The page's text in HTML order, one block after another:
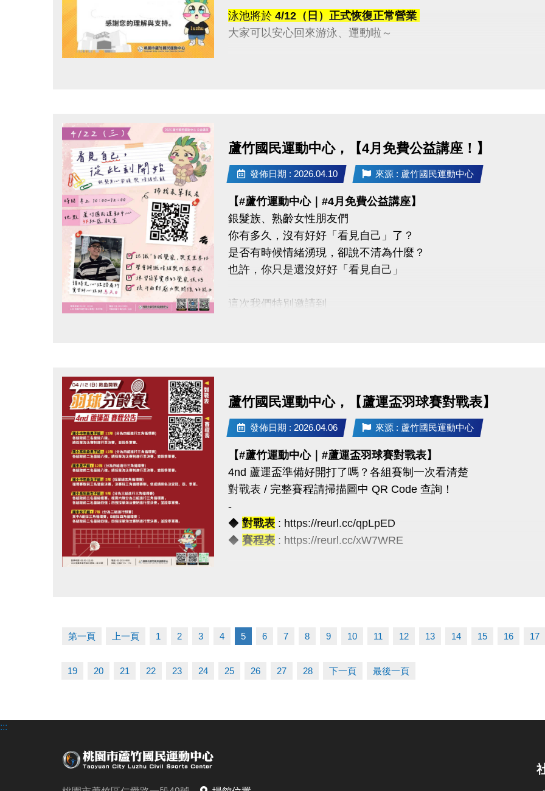
泳池將於4/12（日）正式恢復正常營業
大家可以安心回來游泳、運動啦～
-官網 : https://www.lzsports.com.tw/zh_TW/news/pageID/1/
-FB : 桃園市蘆竹國民運動中心
-IG : @luzhusports
蘆竹國民運動中心，【4月免費公益講座！】
發佈日期 : 2026.04.10 來源 : 蘆竹國民運動中心
【#蘆竹運動中心｜#4月免費公益講座】
銀髮族、熟齡女性朋友們
你有多久，沒有好好「看見自己」了？
是否有時候情緒湧現，卻說不清為什麼？
也許，你只是還沒好好「看見自己」
這次我們特別邀請到
◎ 學會辨識情緒與內在需求
◎ 練習簡單實用的覺察技巧
◎ 提升面對壓力與關係的能力
◆時間｜4/22 (三) 早上 10:00－12:00
◆地點｜蘆竹國民運動中心 3樓社區教室
◆洽詢專線｜03-2639066 #106
-
◆公益免費講座・限額30位
蘆竹國民運動中心，【蘆運盃羽球賽對戰表】
發佈日期 : 2026.04.06 來源 : 蘆竹國民運動中心
【#蘆竹運動中心｜#蘆運盃羽球賽對戰表】
4nd 蘆運盃準備好開打了嗎？各組賽制一次看清楚
對戰表 / 完整賽程請掃描圖中 QR Code 查詢！
-
◆ 對戰表: https://reurl.cc/qpLpED
◆ 賽程表: https://reurl.cc/xW7WRE
（三）超過比賽時間 3 分鐘未出賽者，以棄權論（以大會掛鐘為
（四）為使比賽順利進行，大會有權調度場地安排及出場順序，
（六）如有未盡事宜，依現場公告為主。
第一頁 上一頁 1 2 3 4 5 6 7 8 9 10 11 12 13 14 15 16 17
19 20 21 22 23 24 25 26 27 28 下一頁 最後一頁
:::